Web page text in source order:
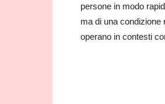
persone in modo
ma di una condizione
operano in contesti